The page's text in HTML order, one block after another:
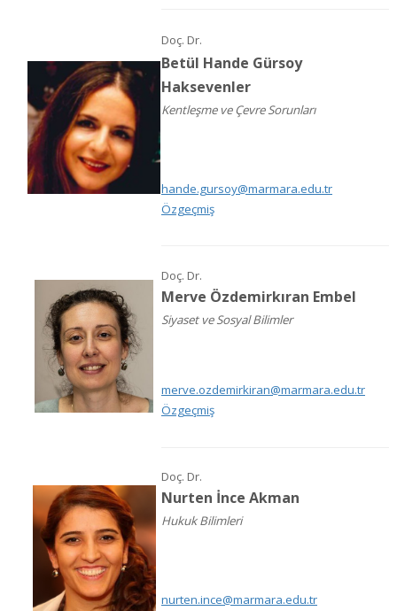
Doç. Dr.
Betül Hande Gürsoy
Haksevenler
Kentleşme ve Çevre Sorunları
hande.gursoy@marmara.edu.tr
Özgeçmiş
Doç. Dr.
Merve Özdemirkıran Embel
Siyaset ve Sosyal Bilimler
merve.ozdemirkiran@marmara.edu.tr
Özgeçmiş
Doç. Dr.
Nurten İnce Akman
Hukuk Bilimleri
nurten.ince@marmara.edu.tr